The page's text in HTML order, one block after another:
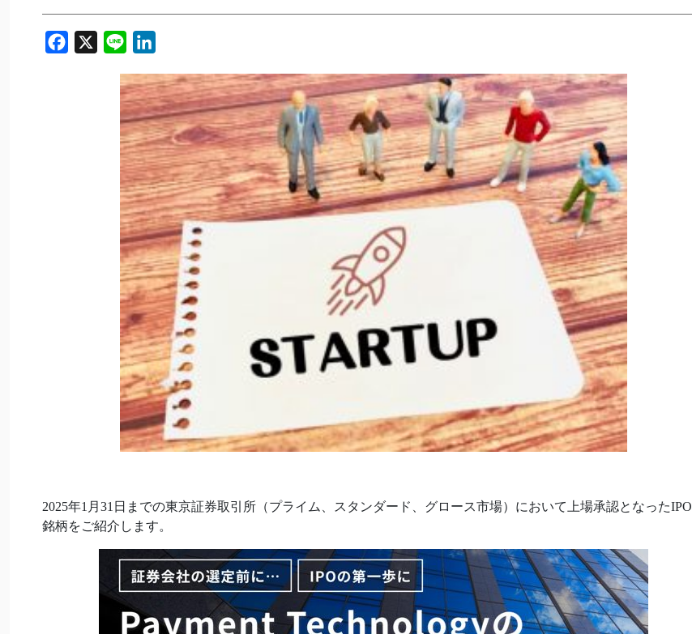
Facebook
X Line
2025年1月31日までの東京証券取引所（プライム、スタンダード、グロース市場）において上場承認となったIPO
銘柄をご紹介します。